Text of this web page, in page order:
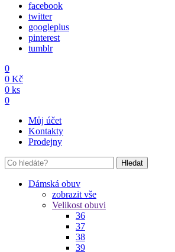
facebook
twitter
googleplus
pinterest
tumblr
0
0 Kč
0 ks
0
Můj účet
Kontakty
Prodejny
Hledat
Dámská obuv
zobrazit vše
Velikost obuvi
36
37
38
39